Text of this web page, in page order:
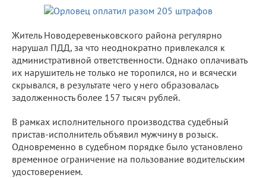
Житель Новодеревеньковского района регулярно
нарушал ПДД, за что неоднократно привлекался к
административной ответственности. Однако оплачивать
их нарушитель не только не торопился, но и всячески
скрывался, в результате чего у него образовалась
задолженность более 157 тысяч рублей.
В рамках исполнительного производства судебный
пристав-исполнитель объявил мужчину в розыск.
Одновременно в судебном порядке было установлено
временное ограничение на пользование водительским
удостоверением.